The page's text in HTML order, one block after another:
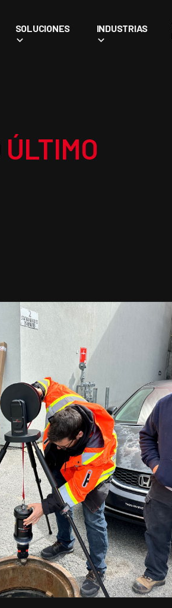
SOLUCIONES INDUSTRIAS
ÚLTIMO